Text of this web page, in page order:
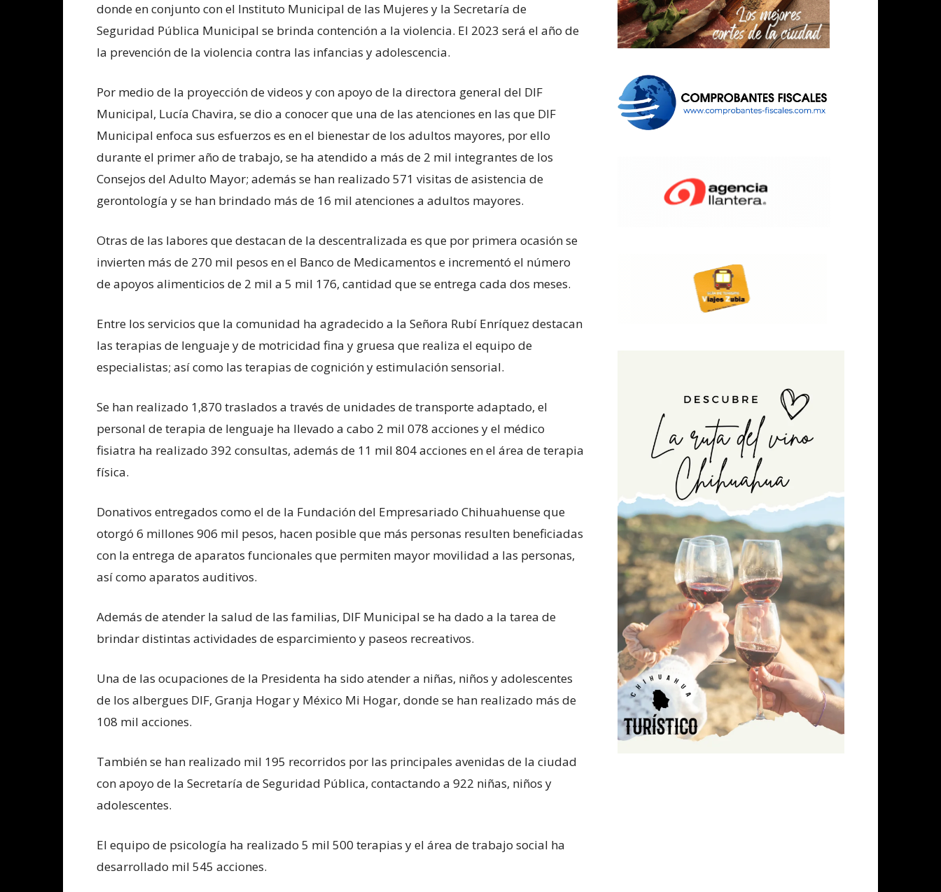
donde en conjunto con el Instituto Municipal de las Mujeres y la Secretaría de
Seguridad Pública Municipal se brinda contención a la violencia. El 2023 será el año de
la prevención de la violencia contra las infancias y adolescencia.
Por medio de la proyección de videos y con apoyo de la directora general del DIF
Municipal, Lucía Chavira, se dio a conocer que una de las atenciones en las que DIF
Municipal enfoca sus esfuerzos es en el bienestar de los adultos mayores, por ello
durante el primer año de trabajo, se ha atendido a más de 2 mil integrantes de los
Consejos del Adulto Mayor; además se han realizado 571 visitas de asistencia de
gerontología y se han brindado más de 16 mil atenciones a adultos mayores.
Otras de las labores que destacan de la descentralizada es que por primera ocasión se
invierten más de 270 mil pesos en el Banco de Medicamentos e incrementó el número
de apoyos alimenticios de 2 mil a 5 mil 176, cantidad que se entrega cada dos meses.
Entre los servicios que la comunidad ha agradecido a la Señora Rubí Enríquez destacan
las terapias de lenguaje y de motricidad fina y gruesa que realiza el equipo de
especialistas; así como las terapias de cognición y estimulación sensorial.
Se han realizado 1,870 traslados a través de unidades de transporte adaptado, el
personal de terapia de lenguaje ha llevado a cabo 2 mil 078 acciones y el médico
fisiatra ha realizado 392 consultas, además de 11 mil 804 acciones en el área de terapia
física.
Donativos entregados como el de la Fundación del Empresariado Chihuahuense que
otorgó 6 millones 906 mil pesos, hacen posible que más personas resulten beneficiadas
con la entrega de aparatos funcionales que permiten mayor movilidad a las personas,
así como aparatos auditivos.
Además de atender la salud de las familias, DIF Municipal se ha dado a la tarea de
brindar distintas actividades de esparcimiento y paseos recreativos.
Una de las ocupaciones de la Presidenta ha sido atender a niñas, niños y adolescentes
de los albergues DIF, Granja Hogar y México Mi Hogar, donde se han realizado más de
108 mil acciones.
También se han realizado mil 195 recorridos por las principales avenidas de la ciudad
con apoyo de la Secretaría de Seguridad Pública, contactando a 922 niñas, niños y
adolescentes.
El equipo de psicología ha realizado 5 mil 500 terapias y el área de trabajo social ha
desarrollado mil 545 acciones.